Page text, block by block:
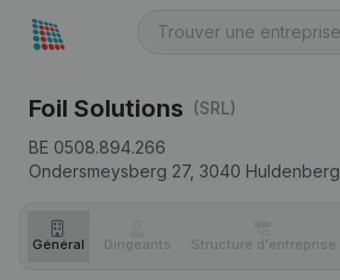
Foil Solutions (SRL)
BE 0508.894.266
Ondersmeysberg 27, 3040 Huldenberg
Général Dirigeants Structure d'entreprise